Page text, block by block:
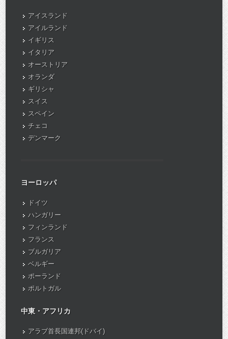
アイスランド
アイルランド
イギリス
イタリア
オーストリア
オランダ
ギリシャ
スイス
スペイン
チェコ
デンマーク
ヨーロッパ
ドイツ
ハンガリー
フィンランド
フランス
ブルガリア
ベルギー
ポーランド
ポルトガル
中東・アフリカ
アラブ首長国連邦(ドバイ)